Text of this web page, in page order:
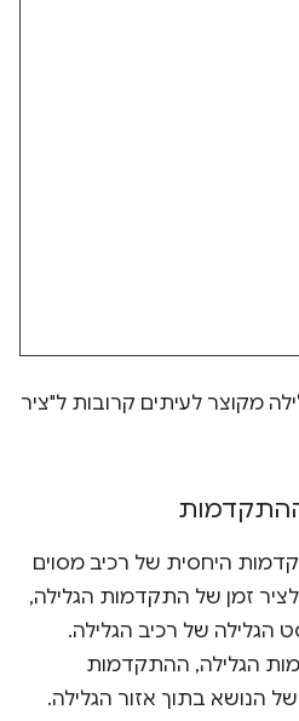
מקוצר לעיתים קרובות ל"ציר
ההתקדמות
היחסית של רכיב מסוים
זמן של התקדמות הגלילה,
של רכיב הגלילה.
הגלילה, ההתקדמות
הנושא בתוך אזור הגלילה.